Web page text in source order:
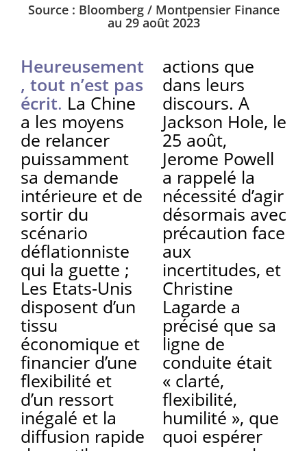
Source : Bloomberg / Montpensier Finance
au 29 août 2023
Heureusement
, tout n’est pas
écrit. La Chine
a les moyens
de relancer
puissamment
sa demande
intérieure et de
sortir du
scénario
déflationniste
qui la guette ;
Les Etats-Unis
disposent d’un
tissu
économique et
financier d’une
flexibilité et
d’un ressort
inégalé et la
diffusion rapide
actions que
dans leurs
discours. A
Jackson Hole, le
25 août,
Jerome Powell
a rappelé la
nécessité d’agir
désormais avec
précaution face
aux
incertitudes, et
Christine
Lagarde a
précisé que sa
ligne de
conduite était
« clarté,
flexibilité,
humilité », que
quoi espérer